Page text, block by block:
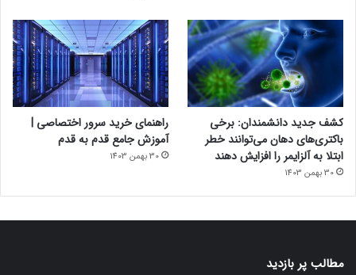
کشف جدید دانشمندان: برخی
باکتری‌های دهان می‌توانند خطر
ابتلا به آلزایمر را افزایش دهند
30 بهمن 1403
راهنمای خرید سرور اختصاصی |
آموزش جامع قدم به قدم
30 بهمن 1403
مطالب پر بازدید